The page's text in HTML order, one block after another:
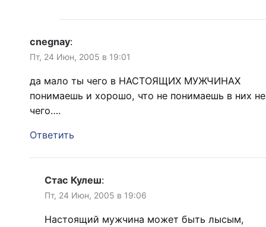
cnegnay:
Пт, 24 Июн, 2005 в 19:01
да мало ты чего в НАСТОЯЩИХ МУЖЧИНАХ
понимаешь и хорошо, что не понимаешь в них не
чего….
Ответить
Стас Кулеш:
Пт, 24 Июн, 2005 в 19:06
Настоящий мужчина может быть лысым,